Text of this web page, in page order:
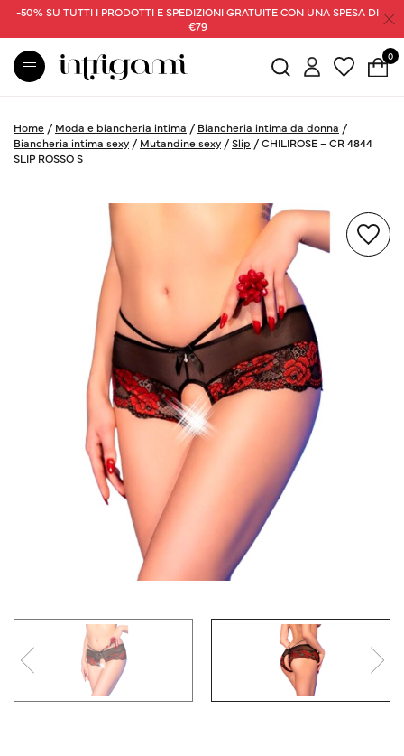
-50% SU TUTTI I PRODOTTI E SPEDIZIONI GRATUITE CON UNA SPESA DI
€79
0
Home / Moda e biancheria intima / Biancheria intima da donna /
Biancheria intima sexy / Mutandine sexy /Slip /CHILIROSE – CR 4844
SLIP ROSSO S